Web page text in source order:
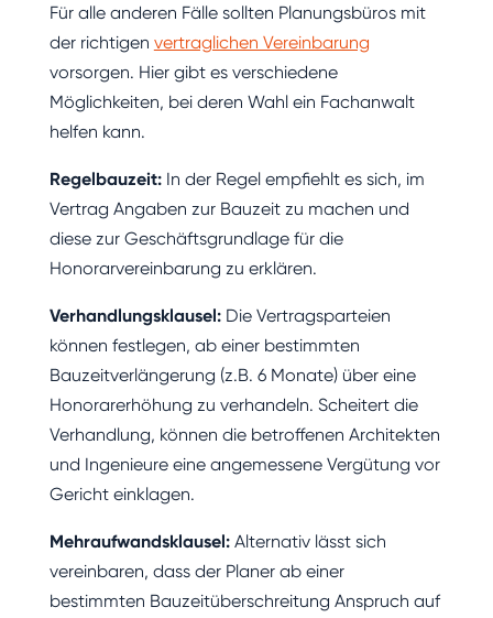
Für alle anderen Fälle sollten Planungsbüros mit
der richtigen vertraglichen Vereinbarung
vorsorgen. Hier gibt es verschiedene
Möglichkeiten, bei deren Wahl ein Fachanwalt
helfen kann.
Regelbauzeit:In der Regel empfiehlt es sich, im
Vertrag Angaben zur Bauzeit zu machen und
diese zur Geschäftsgrundlage für die
Honorarvereinbarung zu erklären.
Verhandlungsklausel:Die Vertragsparteien
können festlegen, ab einer bestimmten
Bauzeitverlängerung (z.B. 6 Monate) über eine
Honorarerhöhung zu verhandeln. Scheitert die
Verhandlung, können die betroffenen Architekten
und Ingenieure eine angemessene Vergütung vor
Gericht einklagen.
Mehraufwandsklausel:Alternativ lässt sich
vereinbaren, dass der Planer ab einer
bestimmten Bauzeitüberschreitung Anspruch auf